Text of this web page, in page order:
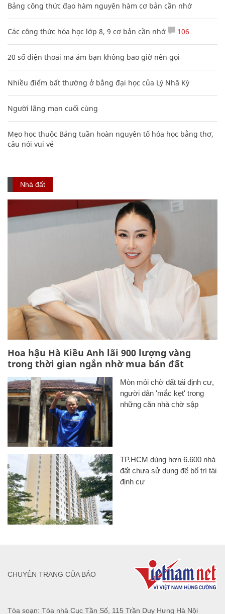
Bảng công thức đạo hàm nguyên hàm cơ bản cần nhớ
Các công thức hóa học lớp 8, 9 cơ bản cần nhớ 106
20 số điện thoại ma ám bạn không bao giờ nên gọi
Nhiều điểm bất thường ở bằng đại học của Lý Nhã Kỳ
Người lãng mạn cuối cùng
Mẹo học thuộc Bảng tuần hoàn nguyên tố hóa học bằng thơ,
câu nói vui vẻ
Nhà đất
Hoa hậu Hà Kiều Anh lãi 900 lượng vàng
trong thời gian ngắn nhờ mua bán đất
Mòn mỏi chờ đất tái định cư,
người dân 'mắc kẹt' trong
những căn nhà chờ sập
TP.HCM dùng hơn 6.600 nhà
đất chưa sử dụng để bố trí tái
định cư
Tòa soạn: Tòa nhà Cục Tần Số, 115 Trần Duy Hưng Hà Nội
CHUYÊN TRANG CỦA BÁO